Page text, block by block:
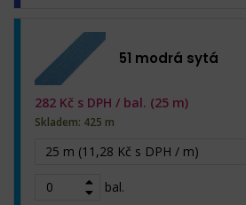
51 modrá sytá
25 m (11,28 Kč s DPH / m)
bal.
282 Kč s DPH / bal. (25 m)
Skladem: 425 m